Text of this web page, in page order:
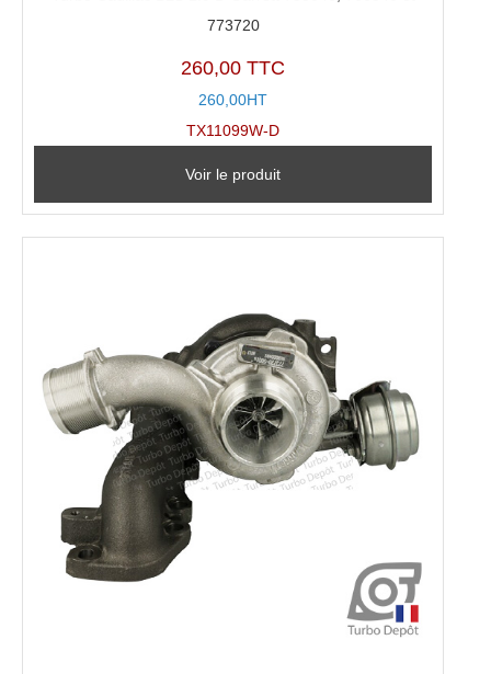
773720
260,00 TTC
260,00HT
TX11099W-D
Voir le produit